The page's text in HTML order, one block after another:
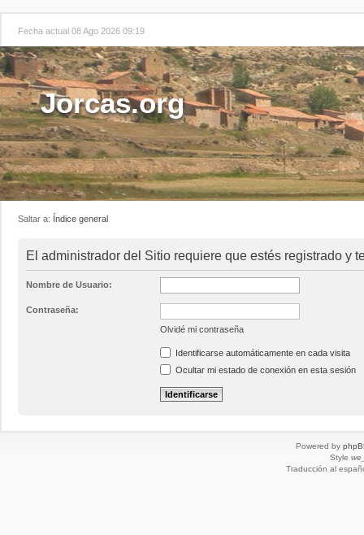
Fecha actual 08 Ago 2026 09:19
Jorcas.org
Saltar a: Índice general
El administrador del Sitio requiere que estés registrado y
Nombre de Usuario:
Contraseña:
Olvidé mi contraseña
Identificarse automáticamente en cada visita
Ocultar mi estado de conexión en esta sesión
Powered by
Style
Traducción al